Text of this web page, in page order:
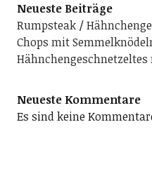
Neueste Beiträge
Rumpsteak
Chops mit
Neueste Kommentare
Es sind keine